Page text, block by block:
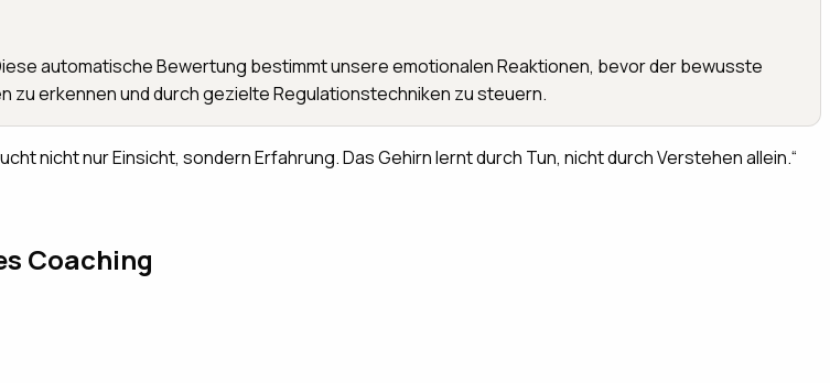
automatische Bewertung bestimmt unsere emotionalen Reaktionen, bevor der bewusste
zu erkennen und durch gezielte Regulationstechniken zu steuern.
nicht nur Einsicht, sondern Erfahrung. Das Gehirn lernt durch Tun, nicht durch Verstehen allein.“
Coaching